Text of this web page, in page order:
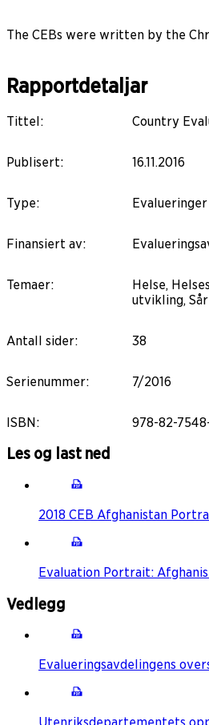
The CEBs were written by the
Rapportdetaljar
Tittel: Country
Publisert: 16.11.2016
Type: Evalueringer
Finansiert av:
Temaer:
Helse,
utvikling,
Antall sider: 38
Serienummer: 7/2016
ISBN: 978-82-
Les og last ned
2018 CEB Afghanistan
Evaluation Portrait:
Vedlegg
Evalueringsavdelingens